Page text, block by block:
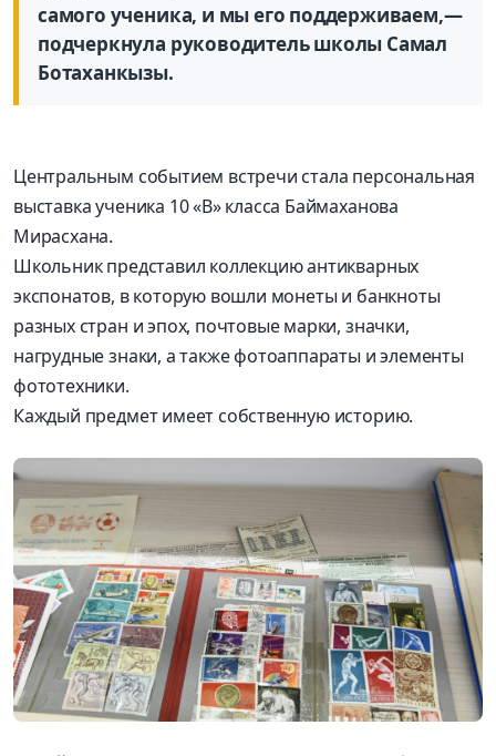
самого ученика, и мы его поддерживаем,—
подчеркнула руководитель школы Самал
Ботаханкызы.
Центральным событием встречи стала персональная
выставка ученика 10 «В» класса Баймаханова
Мирасхана.
Школьник представил коллекцию антикварных
экспонатов, в которую вошли монеты и банкноты
разных стран и эпох, почтовые марки, значки,
нагрудные знаки, а также фотоаппараты и элементы
фототехники.
Каждый предмет имеет собственную историю.